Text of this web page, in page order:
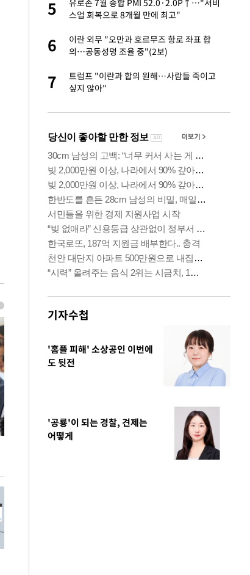
장동혁 "李 대
하다"
5
유로존 7월 종합 PMI 52.0·2.0P↑…"서비
스업 회복으로 8개월 만에 최고"
6
이란 외무 "오만과 호르무즈 항로 좌표 합
의…공동성명 조율 중"(2보)
7
트럼프 "이란과 합의 원해…사람들 죽이고
싶지 않아"
기자수첩
'홈플 피해' 소상공인 이번에
도 뒷전
'공룡'이 되는 경찰, 견제는
어떻게